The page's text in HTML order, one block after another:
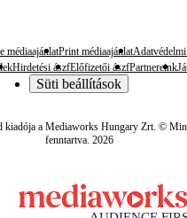
médiaajánlatPrint médiaajánlat
Hirdetési ászfElőfizetői ászfPartnereink
Süti beállítások
kiadója a Mediaworks Hungary Zrt. ©
fenntartva. 2026